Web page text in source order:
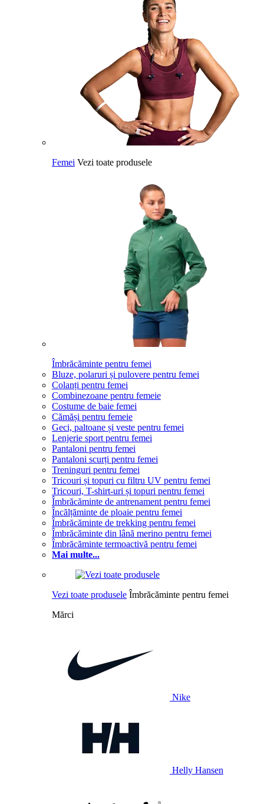
Femei Vezi toate produsele
Îmbrăcăminte pentru femei
Bluze, polaruri și pulovere pentru femei
Colanți pentru femei
Combinezoane pentru femeie
Costume de baie femei
Cămăși pentru femeie
Geci, paltoane și veste pentru femei
Lenjerie sport pentru femei
Pantaloni pentru femei
Pantaloni scurți pentru femei
Treninguri pentru femei
Tricouri și topuri cu filtru UV pentru femei
Tricouri, T-shirt-uri și topuri pentru femei
Îmbrăcăminte de antrenament pentru femei
Încălțăminte de ploaie pentru femei
Îmbrăcăminte de trekking pentru femei
Îmbrăcăminte din lână merino pentru femei
Îmbrăcăminte termoactivă pentru femei
Mai multe...
Vezi toate produsele Îmbrăcăminte pentru femei
Mărci
Nike
Helly Hansen